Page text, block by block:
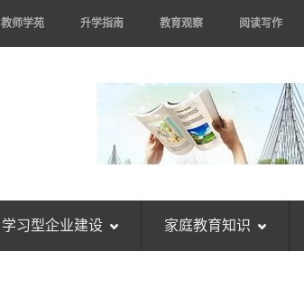
教师学苑 升学指南 教育观察 阅读写作
学习型企业建设 家庭教育知识